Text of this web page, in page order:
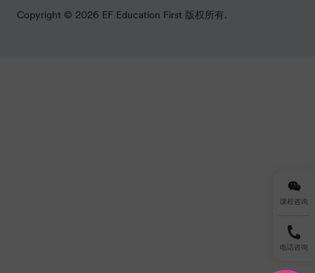
Copyright © 2026 EF Education First 版权所有.
课程咨询
电话咨询